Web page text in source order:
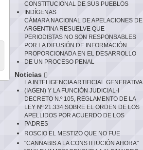
CONSTITUCIONAL DE SUS PUEBLOS
INDÍGENAS
CÁMARA NACIONAL DE APELACIONES DE
ARGENTINA RESUELVE QUE
PERIODISTAS NO SON RESPONSABLES
POR LA DIFUSIÓN DE INFORMACIÓN
PROPORCIONADA EN EL DESARROLLO
DE UN PROCESO PENAL
Noticias
LA INTELIGENCIA ARTIFICIAL GENERATIVA
(IAGEN) Y LA FUNCIÓN JUDICIAL-I
DECRETO N.º 105, REGLAMENTO DE LA
LEY Nº 21.334 SOBRE EL ORDEN DE LOS
APELLIDOS POR ACUERDO DE LOS
PADRES
ROSCIO EL MESTIZO QUE NO FUE
"CANNABIS A LA CONSTITUCIÓN AHORA"